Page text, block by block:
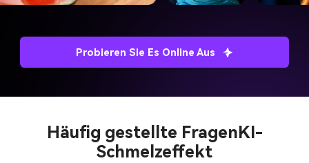
Probieren Sie Es Online Aus
Häufig gestellte Fragen KI-
Schmelzeffekt